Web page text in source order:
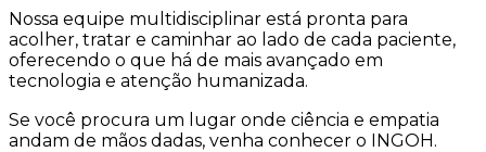
Nossa equipe multidisciplinar está pronta para
acolher, tratar e caminhar ao lado de cada paciente,
oferecendo o que há de mais avançado em
tecnologia e atenção humanizada.
Se você procura um lugar onde ciência e empatia
andam de mãos dadas, venha conhecer o INGOH.